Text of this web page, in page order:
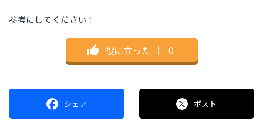
参考にしてください！
役に立った ｜ 0
シェア ポスト